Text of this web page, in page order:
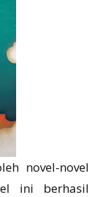
novel-novel
ini berhasil